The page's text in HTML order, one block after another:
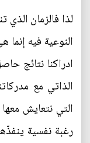
لذا فالزمان الذي
النوعية فيه
ادراكنا نتائج
الذاتي مع
التي نتعايش
رغبة نفسية